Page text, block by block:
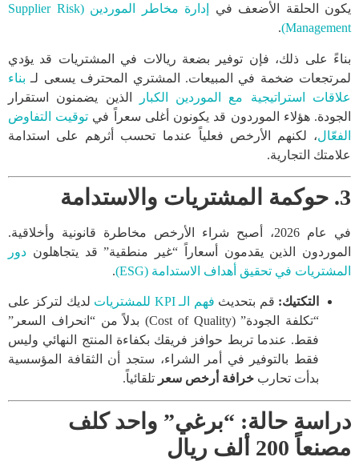
يكون الحلقة الأضعف في
إدارة مخاطر الموردين (Supplier Risk
Management)
.
بناءً على ذلك، فإن توفير بضعة ريالات في المشتريات قد يؤدي
لمرتجعات ضخمة في المبيعات. المشتري المحترف يسعى لـ بناء
علاقات استراتيجية مع الموردين الكبار
الذين يضمنون استقرار
الجودة. هؤلاء الموردون قد يكونون أغلى سعراً في توقيت التفاوض
الفعّال، لكنهم الأرخص فعلياً عندما تحسب أثرهم على استدامة
علامتك التجارية.
3. حوكمة المشتريات والاستدامة
في عام 2026، أصبح شراء الأرخص مخاطرة قانونية وأخلاقية.
الموردون الذين يقدمون أسعاراً “غير منطقية” قد يتجاهلون دور
المشتريات في تحقيق أهداف الاستدامة (ESG)
.
التكتيك: قم بتحديث فهم الـ KPI للمشتريات
لديك لتركز على
“تكلفة الجودة” (Cost of Quality) بدلاً من “انحراف السعر”
فقط. عندما تربط حوافز فريقك بكفاءة المنتج النهائي وليس
فقط بالتوفير في أمر الشراء، ستجد أن الثقافة المؤسسية
بدأت تحارب خرافة أرخص سعر تلقائياً.
دراسة حالة: “برغي” واحد كلف
مصنعاً 200 ألف ريال